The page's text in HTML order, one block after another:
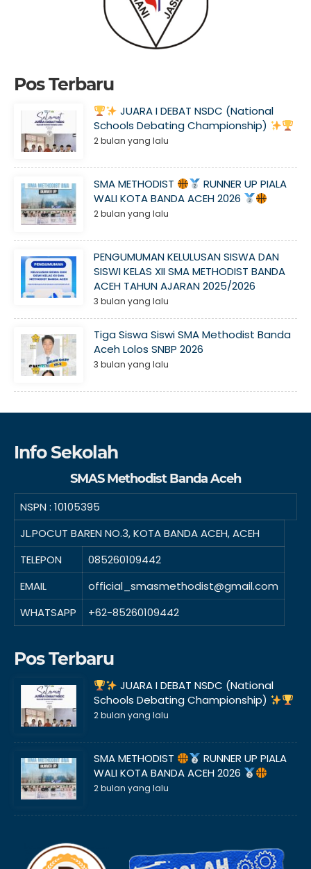
Pos Terbaru
JUARA I DEBAT NSDC (National
Schools Debating Championship)
2 bulan yang lalu
SMA METHODIST
RUNNER UP PIALA
WALI KOTA BANDA ACEH 2026
2 bulan yang lalu
PENGUMUMAN KELULUSAN SISWA DAN
SISWI KELAS XII SMA METHODIST BANDA
ACEH TAHUN AJARAN 2025/2026
3 bulan yang lalu
Tiga Siswa Siswi SMA Methodist Banda
Aceh Lolos SNBP 2026
3 bulan yang lalu
Info Sekolah
SMAS Methodist Banda Aceh
NSPN : 10105395
JL.POCUT BAREN NO.3, KOTA BANDA ACEH, ACEH
TELEPON
085260109442
EMAIL
official_smasmethodist@gmail.com
WHATSAPP
+62-85260109442
Pos Terbaru
JUARA I DEBAT NSDC (National
Schools Debating Championship)
2 bulan yang lalu
SMA METHODIST
RUNNER UP PIALA
WALI KOTA BANDA ACEH 2026
2 bulan yang lalu